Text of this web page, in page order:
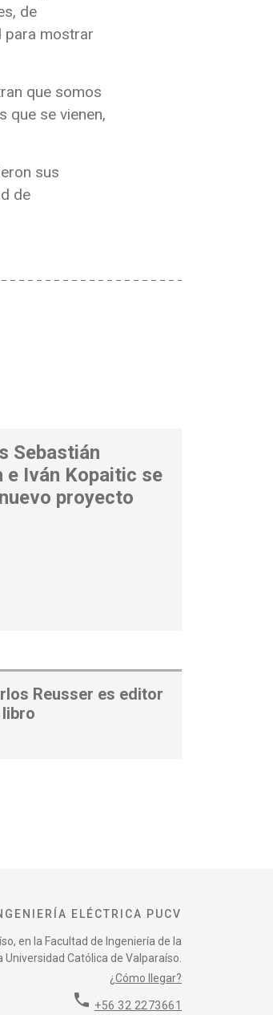
de
para mostrar
que somos
que se vienen,
sus
de
Sebastián
e Iván Kopaitic se
proyecto
Reusser es editor
libro
ELÉCTRICA PUCV
en la Facultad de Ingeniería de la
Universidad Católica de Valparaíso.
¿Cómo llegar?
phone +56 32 2273661